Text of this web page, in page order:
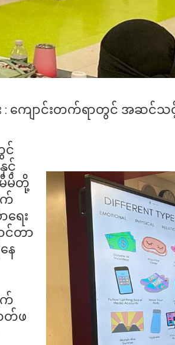
ျောင်းတက်ရာတွင် အဆင်သင့်
င်
င့်
မိတို့
က်
ရေး
င်တာ
ေ
က်
တ်ဖ